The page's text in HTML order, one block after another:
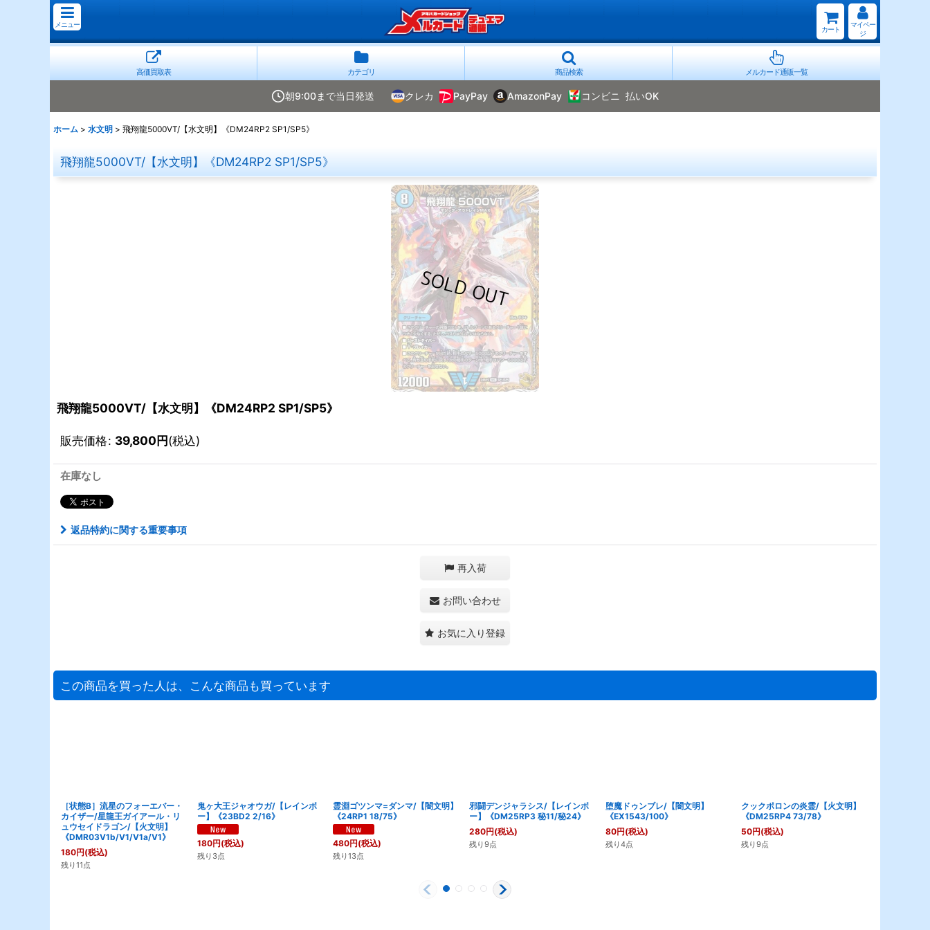
メニュー
カート
マイペー
ジ
高価買取表 カテゴリ 商品検索 メルカード通販一覧
朝9:00まで当日発送 クレカ PayPay AmazonPay コンビニ 払いOK
ホーム > 水文明 > 飛翔龍5000VT/【水文明】《DM24RP2 SP1/SP5》
飛翔龍5000VT/【水文明】《DM24RP2 SP1/SP5》
飛翔龍5000VT/【水文明】《DM24RP2 SP1/SP5》
販売価格: 39,800円(税込)
在庫なし
返品特約に関する重要事項
再入荷
お問い合わせ
お気に入り登録
この商品を買った人は、こんな商品も買っています
［状態B］流星のフォーエバー・
カイザー/星龍王ガイアール・リ
ュウセイドラゴン/【火文明】
《DMR03V1b/V1/V1a/V1》
180円(税込)
残り11点
鬼ヶ大王ジャオウガ/【レインボ
ー】《23BD2 2/16》
180円(税込)
残り3点
霊淵ゴツンマ=ダンマ/【闇文明】
《24RP1 18/75》
480円(税込)
残り13点
邪闘デンジャラシス/【レインボ
ー】《DM25RP3 秘11/秘24》
280円(税込)
残り9点
堕魔ドゥンブレ/【闇文明】
《EX1543/100》
80円(税込)
残り4点
クックポロンの炎霊/【火文明】
《DM25RP4 73/78》
50円(税込)
残り9点